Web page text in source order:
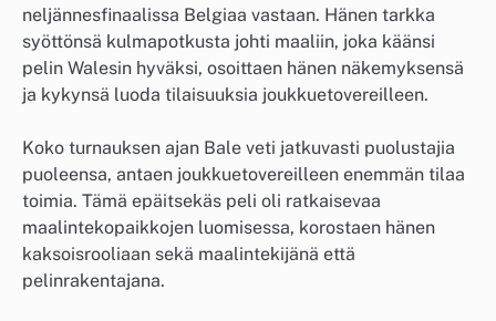
neljännesfinaalissa Belgiaa vastaan. Hänen tarkka
syöttönsä kulmapotkusta johti maaliin, joka käänsi
pelin Walesin hyväksi, osoittaen hänen näkemyksensä
ja kykynsä luoda tilaisuuksia joukkuetovereilleen.
Koko turnauksen ajan Bale veti jatkuvasti puolustajia
puoleensa, antaen joukkuetovereilleen enemmän tilaa
toimia. Tämä epäitsekäs peli oli ratkaisevaa
maalintekopaikkojen luomisessa, korostaen hänen
kaksoisrooliaan sekä maalintekijänä että
pelinrakentajana.